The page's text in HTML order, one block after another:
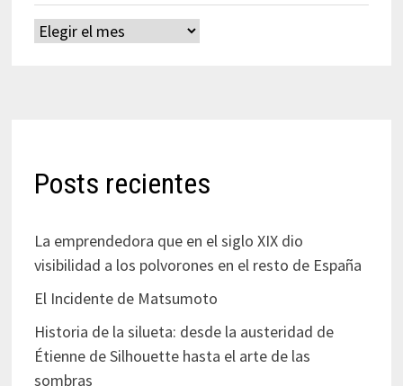
Archivos
Posts recientes
La emprendedora que en el siglo XIX dio
visibilidad a los polvorones en el resto de España
El Incidente de Matsumoto
Historia de la silueta: desde la austeridad de
Étienne de Silhouette hasta el arte de las
sombras